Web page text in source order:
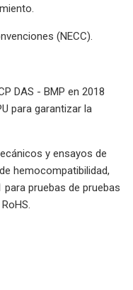
(NECC).
DAS - BMP en 2018
para garantizar la
y ensayos de
hemocompatibilidad,
para pruebas de pruebas